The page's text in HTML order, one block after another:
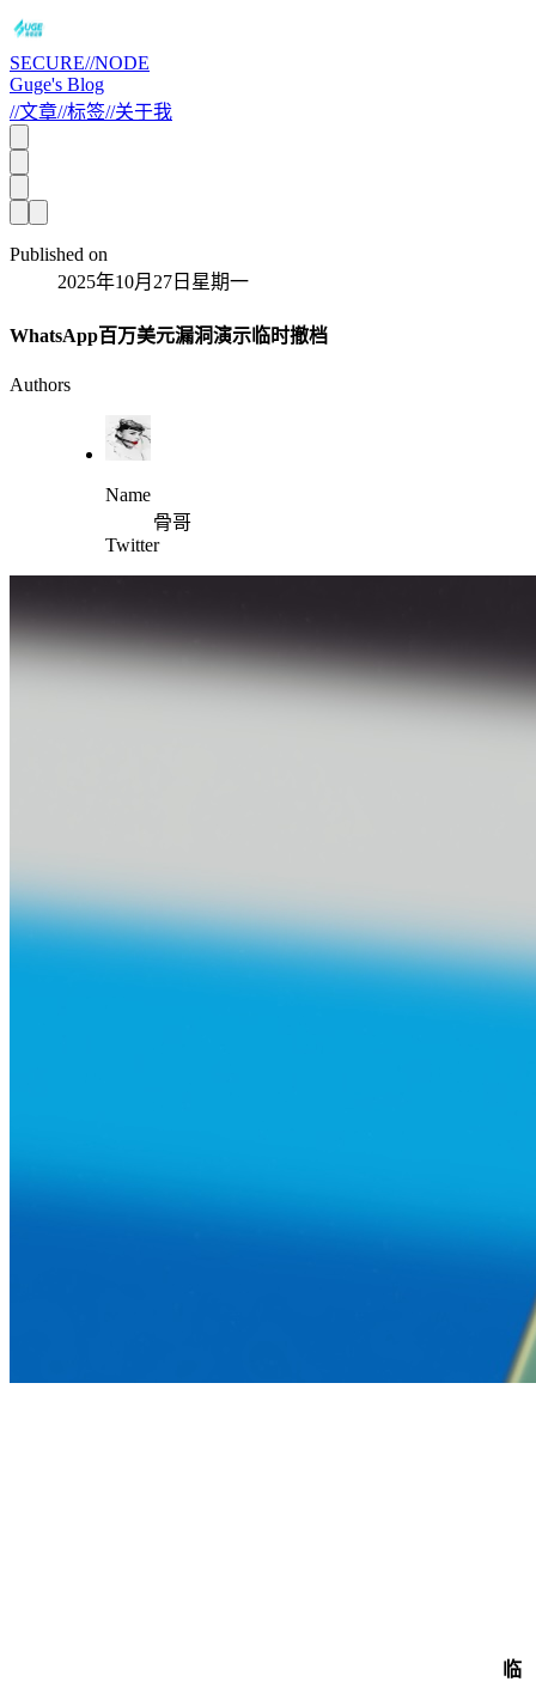
SECURE//NODE
Guge's Blog
//文章//标签//关于我
Published on
2025年10月27日星期一
WhatsApp百万美元漏洞演示临时撤档
Authors
Name
骨哥
Twitter
临